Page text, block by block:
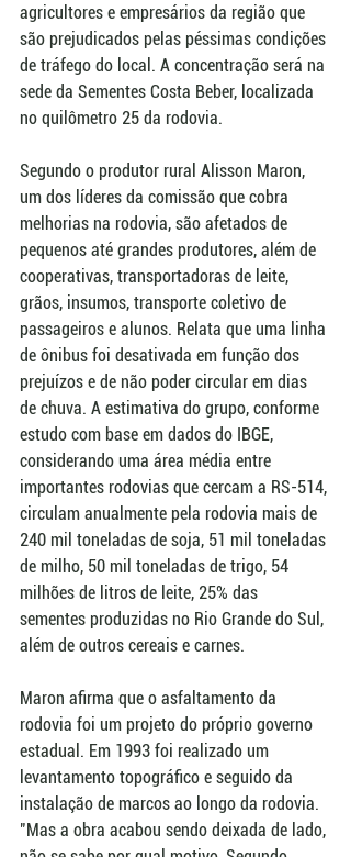
agricultores e empresários da região que
são prejudicados pelas péssimas condições
de tráfego do local. A concentração será na
sede da Sementes Costa Beber, localizada
no quilômetro 25 da rodovia.
Segundo o produtor rural Alisson Maron,
um dos líderes da comissão que cobra
melhorias na rodovia, são afetados de
pequenos até grandes produtores, além de
cooperativas, transportadoras de leite,
grãos, insumos, transporte coletivo de
passageiros e alunos. Relata que uma linha
de ônibus foi desativada em função dos
prejuízos e de não poder circular em dias
de chuva. A estimativa do grupo, conforme
estudo com base em dados do IBGE,
considerando uma área média entre
importantes rodovias que cercam a RS-514,
circulam anualmente pela rodovia mais de
240 mil toneladas de soja, 51 mil toneladas
de milho, 50 mil toneladas de trigo, 54
milhões de litros de leite, 25% das
sementes produzidas no Rio Grande do Sul,
além de outros cereais e carnes.
Maron afirma que o asfaltamento da
rodovia foi um projeto do próprio governo
estadual. Em 1993 foi realizado um
levantamento topográfico e seguido da
instalação de marcos ao longo da rodovia.
"Mas a obra acabou sendo deixada de lado,